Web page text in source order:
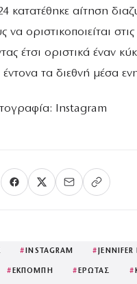
κατατέθηκε αίτηση
να οριστικοποιείται
έτσι οριστικά έναν
έντονα τα διεθνή μέσα
Instagram
# INSTAGRAM #
# ΕΚΠΟΜΠΗ # ΕΡΩΤΑΣ #